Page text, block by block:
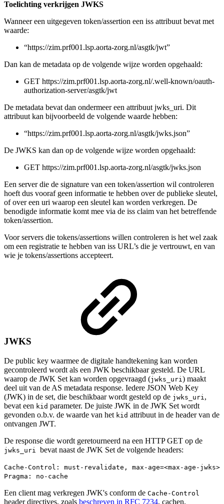
Toelichting verkrijgen JWKS
Wanneer een uitgegeven token/assertion een iss attribuut bevat met
waarde:
“https://zim.prf001.lsp.aorta-zorg.nl/asgtk/jwt”
Dan kan de metadata op de volgende wijze worden opgehaald:
GET https://zim.prf001.lsp.aorta-zorg.nl/.well-known/oauth-
authorization-server/asgtk/jwt
De metadata bevat dan ondermeer een attribuut jwks_uri. Dit
attribuut kan bijvoorbeeld de volgende waarde hebben:
“https://zim.prf001.lsp.aorta-zorg.nl/asgtk/jwks.json”
De JWKS kan dan op de volgende wijze worden opgehaald:
GET https://zim.prf001.lsp.aorta-zorg.nl/asgtk/jwks.json
Een server die de signature van een token/assertion wil controleren
hoeft dus vooraf geen informatie te hebben over de publieke sleutel,
of over een uri waarop een sleutel kan worden verkregen. De
benodigde informatie komt mee via de iss claim van het betreffende
token/assertion.
Voor servers die tokens/assertions willen controleren is het wel zaak
om een registratie te hebben van iss URL’s die je vertrouwt, en van
wie je tokens/assertions accepteert.
JWKS
De public key waarmee de digitale handtekening kan worden
gecontroleerd wordt als een JWK beschikbaar gesteld. De URL
waarop de JWK Set kan worden opgevraagd (jwks_uri ) maakt
deel uit van de AS metadata response. Iedere JSON Web Key
(JWK) in de set, die beschikbaar wordt gesteld op de jwks_uri ,
bevat een kid parameter. De juiste JWK in de JWK Set wordt
gevonden o.b.v. de waarde van het kid attribuut in de header van de
ontvangen JWT.
De response die wordt geretourneerd na een HTTP GET op de
jwks_uri bevat naast de JWK Set de volgende headers:
Cache-Control: must-revalidate, max-age=<max-age-jwks>
Pragma: no-cache
Een client mag verkregen JWK's conform de Cache-Control
header directives, zoals beschreven in RFC 7234, cachen.